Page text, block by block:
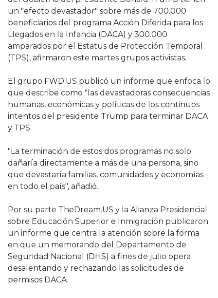
un "efecto devastador" sobre más de 700.000
beneficiarios del programa Acción Diferida para los
Llegados en la Infancia (DACA) y 300.000
amparados por el Estatus de Protección Temporal
(TPS), afirmaron este martes grupos activistas.
El grupo FWD.US publicó un informe que enfoca lo
que describe como "las devastadoras consecuencias
humanas, económicas y políticas de los continuos
intentos del presidente Trump para terminar DACA
y TPS.
"La terminación de estos dos programas no solo
dañaría directamente a más de una persona, sino
que devastaría familias, comunidades y economías
en todo el país", añadió.
Por su parte TheDream.US y la Alianza Presidencial
sobre Educación Superior e Inmigración publicaron
un informe que centra la atención sobre la forma
en que un memorando del Departamento de
Seguridad Nacional (DHS) a fines de julio opera
desalentando y rechazando las solicitudes de
permisos DACA.